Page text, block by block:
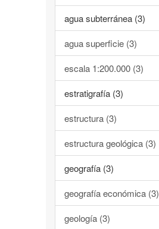
agua subterránea (3)
agua superficie (3)
escala 1:200.000 (3)
estratigrafía (3)
estructura (3)
estructura geológica (3)
geografía (3)
geografía económica (3)
geología (3)